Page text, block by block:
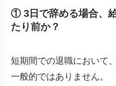
① 3日で辞める場合、
たり前か？
短期間での退職において
一般的ではありません。